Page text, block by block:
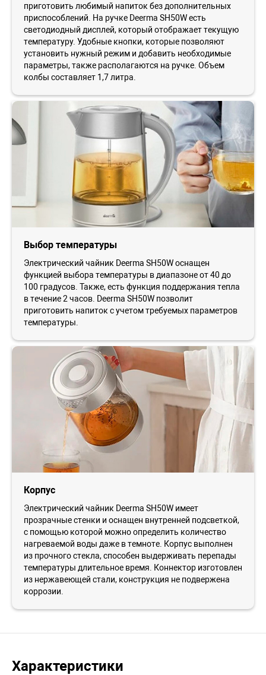
приготовить любимый напиток без дополнительных
приспособлений. На ручке Deerma SH50W есть
светодиодный дисплей, который отображает текущую
температуру. Удобные кнопки, которые позволяют
установить нужный режим и добавить необходимые
параметры, также располагаются на ручке. Объем
колбы составляет 1,7 литра.
Выбор температуры
Электрический чайник Deerma SH50W оснащен
функцией выбора температуры в диапазоне от 40 до
100 градусов. Также, есть функция поддержания тепла
в течение 2 часов. Deerma SH50W позволит
приготовить напиток с учетом требуемых параметров
температуры.
Корпус
Электрический чайник Deerma SH50W имеет
прозрачные стенки и оснащен внутренней подсветкой,
с помощью которой можно определить количество
нагреваемой воды даже в темноте. Корпус выполнен
из прочного стекла, способен выдерживать перепады
температуры длительное время. Коннектор изготовлен
из нержавеющей стали, конструкция не подвержена
коррозии.
Характеристики